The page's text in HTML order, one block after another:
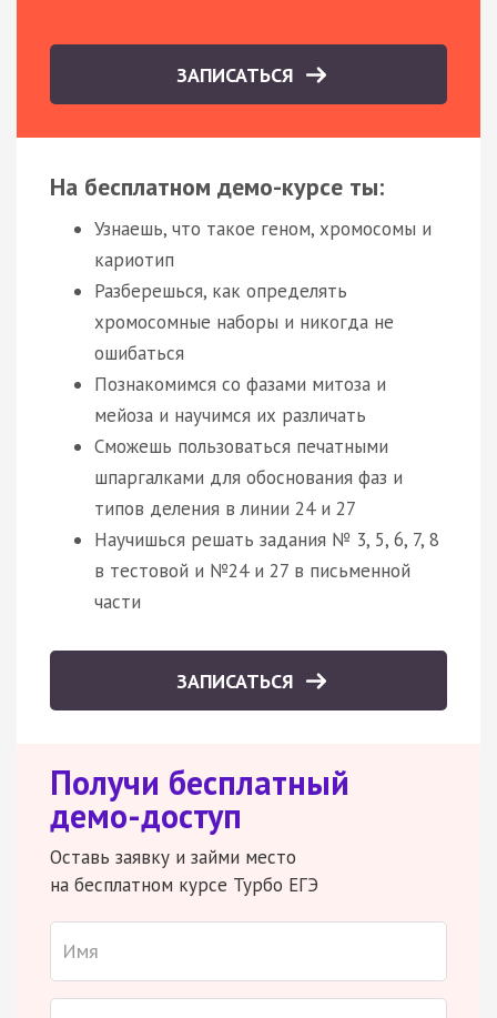
ЗАПИСАТЬСЯ
На бесплатном демо-курсе ты:
Узнаешь, что такое геном, хромосомы и
кариотип
Разберешься, как определять
хромосомные наборы и никогда не
ошибаться
Познакомимся со фазами митоза и
мейоза и научимся их различать
Сможешь пользоваться печатными
шпаргалками для обоснования фаз и
типов деления в линии 24 и 27
Научишься решать задания № 3, 5, 6, 7, 8
в тестовой и №24 и 27 в письменной
части
ЗАПИСАТЬСЯ
Получи бесплатный
демо-доступ
Оставь заявку и займи место
на бесплатном курсе Турбо ЕГЭ